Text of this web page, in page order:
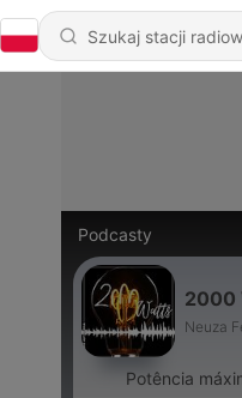
Podcasty
2000
Neuza
Potência